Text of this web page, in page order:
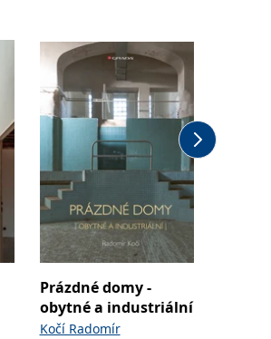
Prázdné domy -
obytné a industriální
Kočí Radomír